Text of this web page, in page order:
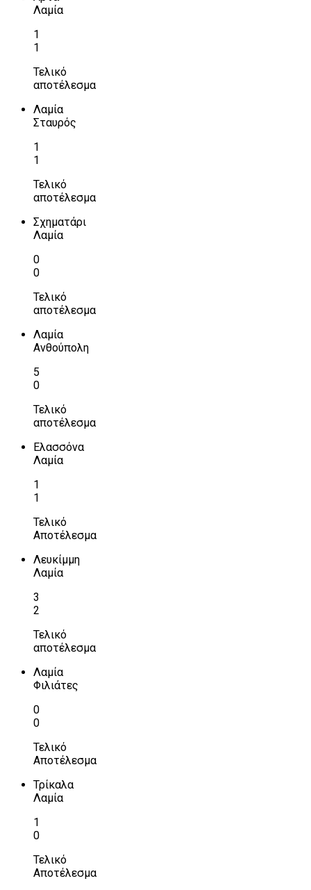
Λαμία
1
1
Τελικό
αποτέλεσμα
Λαμία
Σταυρός
1
1
Τελικό
αποτέλεσμα
Σχηματάρι
Λαμία
0
0
Τελικό
αποτέλεσμα
Λαμία
Ανθούπολη
5
0
Τελικό
αποτέλεσμα
Ελασσόνα
Λαμία
1
1
Τελικό
Αποτέλεσμα
Λευκίμμη
Λαμία
3
2
Τελικό
αποτέλεσμα
Λαμία
Φιλιάτες
0
0
Τελικό
Αποτέλεσμα
Τρίκαλα
Λαμία
1
0
Τελικό
Αποτέλεσμα